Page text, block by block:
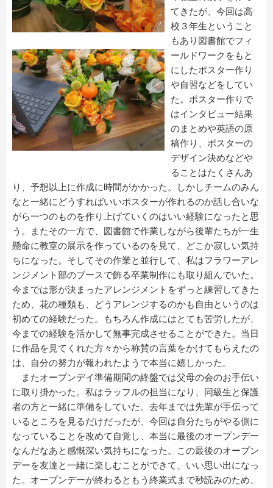
てきたが、今回は高
校３年生ということ
もあり図書館でフィ
ールドワークをもと
にしたポスター作り
や自習などをしてい
た。ポスター作りで
はインタビュー結果
のまとめや英語の原
稿作り、ポスターの
デザイン決めなどや
ることはたくさんあ
り、予想以上に作成に時間がかかった。しかしチームのみん
なと一緒にどうすればいいポスターが作れるのか話し合いな
がら一つのものを作り上げていくのはいい経験になったと思
う。またその一方で、図書館で作業しながら後輩たちが一生
懸命に教室の展示を作っているのを見て、どこか寂しい気持
ちになった。そしてその作業と並行して、私はフラワーアレ
ンジメント部のブースで飾る卒業制作にも取り組んでいた。
今までは形が決まったアレンジメントをずっと練習してきた
ため、花の種類も、どうアレンジするのかも自由というのは
初めての経験だった。もちろん作成にはとても苦労したが、
今までの経験を活かして無事完成させることができた。当日
に作品を見てくれた方々から称賛の言葉をかけてもらえたの
は、自分の努力が報われたようで本当に嬉しかった。
またオープンデイ準備期間の終盤では父母の会のお手伝い
に取り掛かった。私はラッフルの担当になり、同級生と保護
者の方と一緒に準備をしていた。去年までは先輩が手伝って
いるところを見るだけだったが、今回は自分たちがやる側に
なっていることを改めて自覚し、本当に最後のオープンデー
なんだなあと感慨深い気持ちになった。この最後のオープン
デーを友達と一緒に楽しむことができて、いい思い出になっ
た。オープンデーが終わるともう終業式まで秒読みのため、